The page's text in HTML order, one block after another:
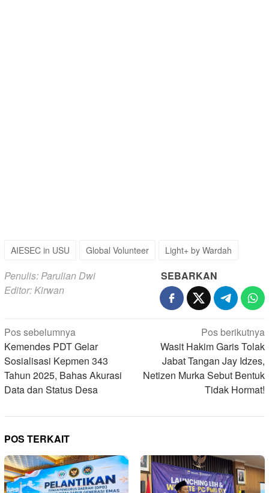
AIESEC in USU Global Volunteer Light+ by Wardah
Penulis: Parulian Dwi
Editor: Kirwan
SEBARKAN
Navigasi
pos
Pos sebelumnya
Kemendes PDT Gelar
Sosialisasi Kepmen 343
Tahun 2025, Bahas Akurasi
Data dan Status Desa
Pos berikutnya
Wasit Hakim Garis Tolak
Jabat Tangan Jay Idzes,
Netizen Murka Sebut Bentuk
Tidak Hormat!
POS TERKAIT